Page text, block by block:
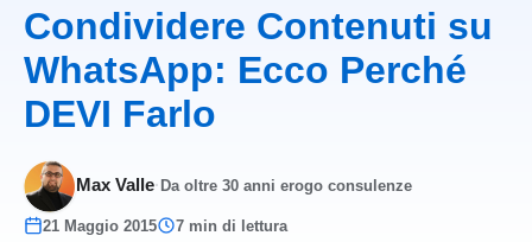
Condividere Contenuti su
WhatsApp: Ecco Perché
DEVI Farlo
Max Valle· Da oltre 30 anni erogo consulenze
21 Maggio 2015 7 min di lettura